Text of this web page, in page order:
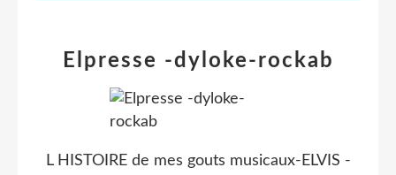
Elpresse -dyloke-rockab
L HISTOIRE de mes gouts musicaux-ELVIS -